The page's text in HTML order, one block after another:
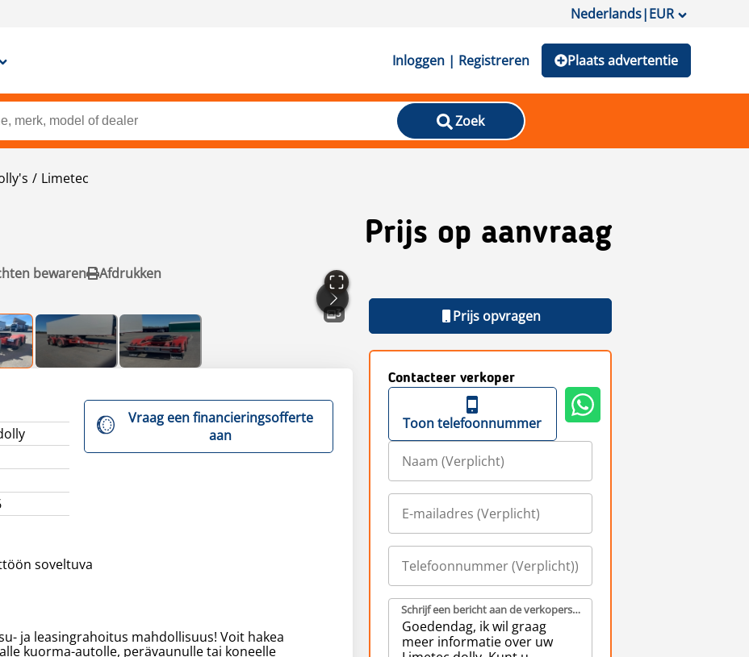
Nederlands|EUR
Inloggen | Registreren Plaats advertentie
Zoek
Limetec
Prijs op aanvraag
bewaren Afdrukken
3
Vraag een financieringsofferte
aan
soveltuva
ja leasingrahoitus mahdollisuus! Voit hakea
kuorma-autolle, perävaunulle tai koneelle
Prijs opvragen
Contacteer verkoper
Toon telefoonnummer
Schrijf een bericht aan de verkopers (Verplicht)